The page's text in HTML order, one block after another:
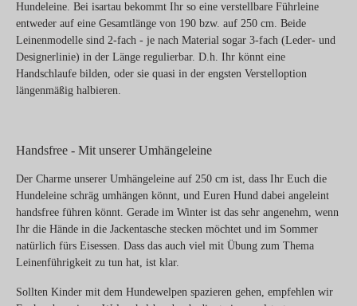
Hundeleine. Bei isartau bekommt Ihr so eine verstellbare Führleine
entweder auf eine Gesamtlänge von 190 bzw. auf 250 cm. Beide
Leinenmodelle sind 2-fach - je nach Material sogar 3-fach (Leder- und
Designerlinie) in der Länge regulierbar. D.h. Ihr könnt eine
Handschlaufe bilden, oder sie quasi in der engsten Verstelloption
längenmäßig halbieren.
Handsfree - Mit unserer Umhängeleine
Der Charme unserer Umhängeleine auf 250 cm ist, dass Ihr Euch die
Hundeleine schräg umhängen könnt, und Euren Hund dabei angeleint
handsfree führen könnt. Gerade im Winter ist das sehr angenehm, wenn
Ihr die Hände in die Jackentasche stecken möchtet und im Sommer
natürlich fürs Eisessen. Dass das auch viel mit Übung zum Thema
Leinenführigkeit zu tun hat, ist klar.
Sollten Kinder mit dem Hundewelpen spazieren gehen, empfehlen wir